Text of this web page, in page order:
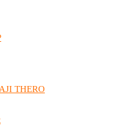
THERO